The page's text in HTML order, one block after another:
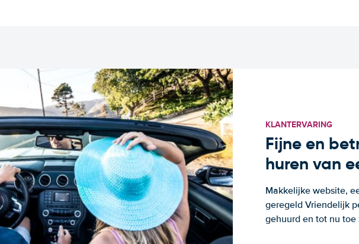
KLANTERVARING
Fijne en
huren van
Makkelijke website,
geregeld Vriendelijk
gehuurd en tot nu toe